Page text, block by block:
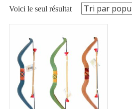
Voici le seul résultat